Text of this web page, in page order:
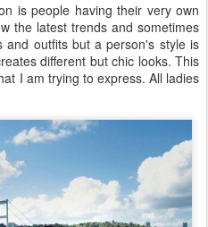
is people having their very own
the latest trends and sometimes
and outfits but a person's style is
different but chic looks. This
I am trying to express. All ladies